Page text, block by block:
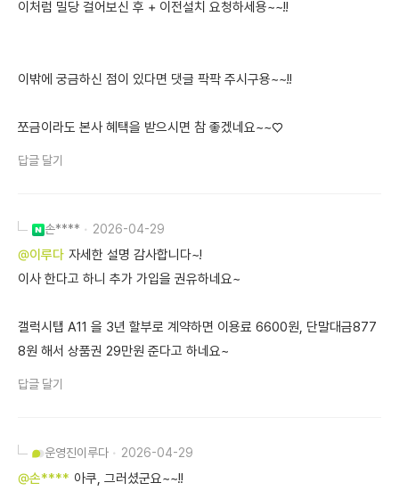
이처럼 밀당 걸어보신 후 + 이전설치 요청하세용~~!!
이밖에 궁금하신 점이 있다면 댓글 팍팍 주시구용~~!!
쪼금이라도 본사 혜택을 받으시면 참 좋겠네요~~♡
답글 달기
손**** 2026-04-29
@이루다 자세한 설명 감사합니다~!
이사 한다고 하니 추가 가입을 권유하네요~
갤럭시탭 A11 을 3년 할부로 계약하면 이용료 6600원, 단말대금877
8원 해서 상품권 29만원 준다고 하네요~
답글 달기
운영진이루다 2026-04-29
@손**** 아쿠, 그러셨군요~~!!